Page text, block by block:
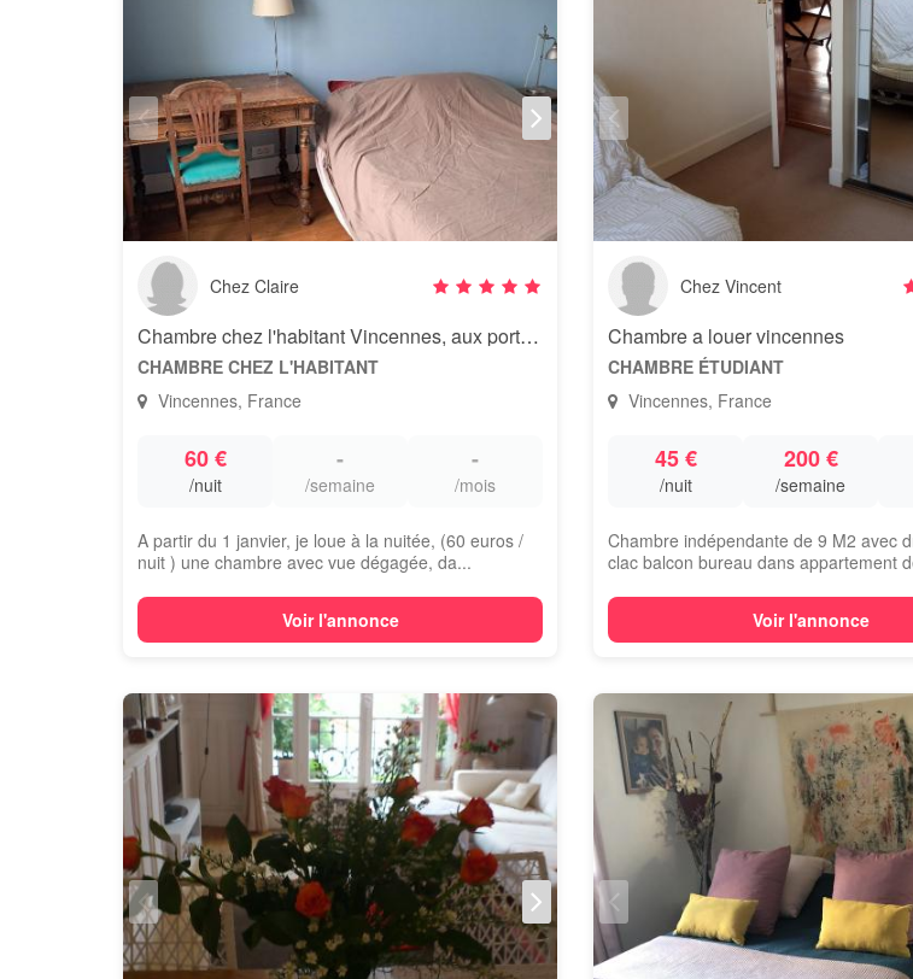
Chez Claire
Chambre chez l'habitant Vincennes, aux portes de Paris
CHAMBRE CHEZ L'HABITANT
Vincennes, France
60 €
/nuit
-
/semaine
-
/mois
A partir du 1 janvier, je loue à la nuitée, (60 euros /
nuit ) une chambre avec vue dégagée, da...
Voir l'annonce
Chez Vincent
Chambre a louer vincennes
CHAMBRE ÉTUDIANT
Vincennes, France
45 €
/nuit
200 €
/semaine
Chambre indépendante de 9 M2 avec
clac balcon bureau dans appartement
Voir l'annonce